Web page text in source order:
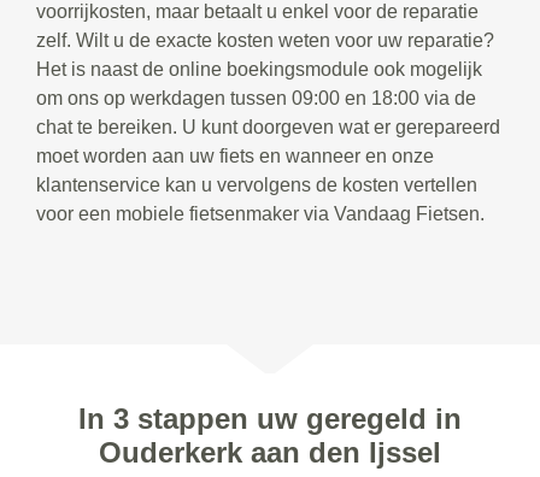
voorrijkosten, maar betaalt u enkel voor de reparatie
zelf. Wilt u de exacte kosten weten voor uw reparatie?
Het is naast de online boekingsmodule ook mogelijk
om ons op werkdagen tussen 09:00 en 18:00 via de
chat te bereiken. U kunt doorgeven wat er gerepareerd
moet worden aan uw fiets en wanneer en onze
klantenservice kan u vervolgens de kosten vertellen
voor een mobiele fietsenmaker via Vandaag Fietsen.
In 3 stappen uw geregeld in
Ouderkerk aan den Ijssel